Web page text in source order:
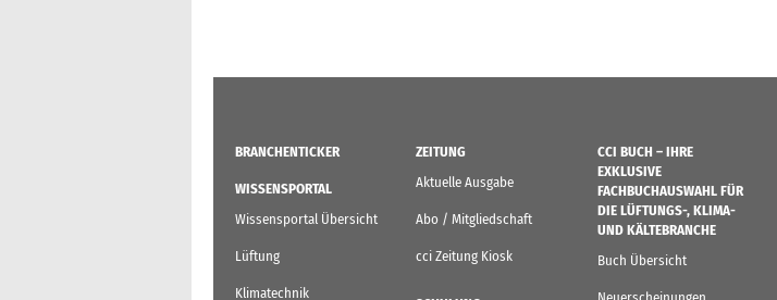
BRANCHENTICKER
WISSENSPORTAL
Wissensportal Übersicht
Lüftung
Klimatechnik
ZEITUNG
Aktuelle Ausgabe
Abo / Mitgliedschaft
cci Zeitung Kiosk
CCI BUCH – IHRE
EXKLUSIVE
FACHBUCHAUSWAHL FÜR
DIE LÜFTUNGS-, KLIMA-
UND KÄLTEBRANCHE
Buch Übersicht